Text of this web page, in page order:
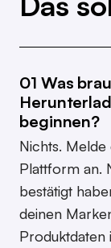
01 Was
beginnen?
Nichts.
Plattform an.
bestätigt
deinen
Produktdaten